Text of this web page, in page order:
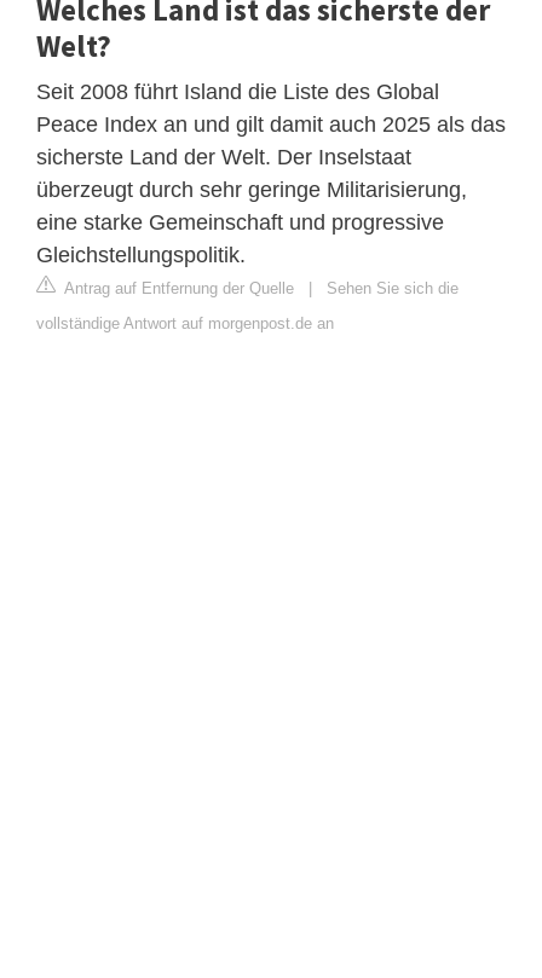
Welches Land ist das sicherste der
Welt?
Seit 2008 führt Island die Liste des Global
Peace Index an und gilt damit auch 2025 als das
sicherste Land der Welt. Der Inselstaat
überzeugt durch sehr geringe Militarisierung,
eine starke Gemeinschaft und progressive
Gleichstellungspolitik.
Antrag auf Entfernung der Quelle | Sehen Sie sich die
vollständige Antwort auf morgenpost.de an